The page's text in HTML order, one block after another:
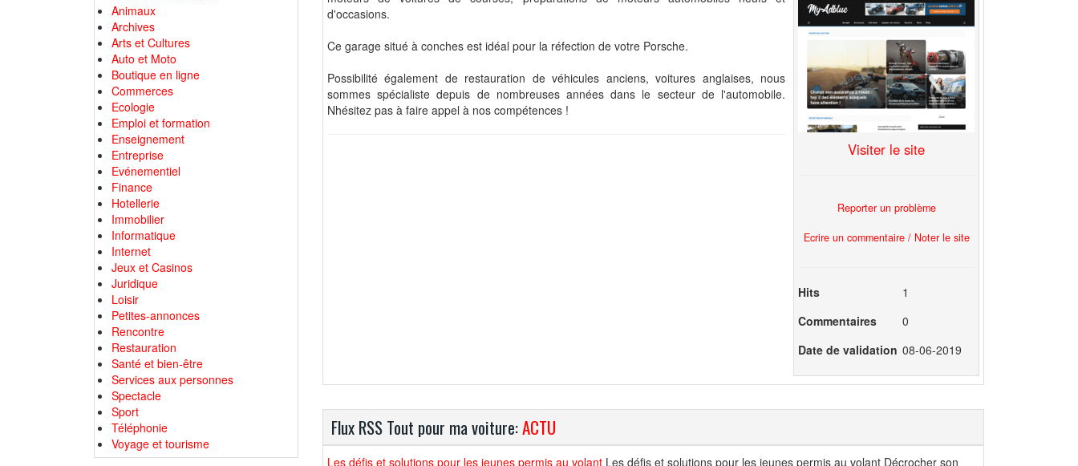
Animaux
Archives
Arts et Cultures
Auto et Moto
Boutique en ligne
Commerces
Ecologie
Emploi et formation
Enseignement
Entreprise
Evénementiel
Finance
Hotellerie
Immobilier
Informatique
Internet
Jeux et Casinos
Juridique
Loisir
Petites-annonces
Rencontre
Restauration
Santé et bien-être
Services aux personnes
Spectacle
Sport
Téléphonie
Voyage et tourisme
d'occasions.
Ce garage situé à conches est idéal pour la réfection de votre Porsche.
Possibilité également de restauration de véhicules anciens, voitures anglaises, nous
sommes spécialiste depuis de nombreuses années dans le secteur de l'automobile.
Nhésitez pas à faire appel à nos compétences !
Visiter le site
Reporter un problème
Ecrire un commentaire / Noter le site
Hits
1
Commentaires
0
Date de validation 08-06-2019
Flux RSS Tout pour ma voiture:ACTU
Les défis et solutions pour les jeunes permis au volant Les défis et solutions pour les jeunes permis au volant Décrocher son